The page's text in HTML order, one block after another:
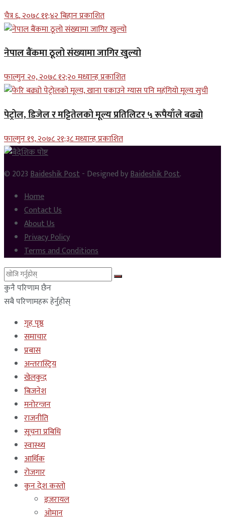
चैत्र ६, २०७८ ११;४२ बिहान प्रकाशित
नेपाल बैंकमा ठूलो संख्यामा जागिर खुल्यो
फाल्गुन २०, २०७८ १२;२० मध्यान्ह प्रकाशित
पेट्रोल, डिजेल र मट्टितेलको मूल्य प्रतिलिटर ५ रूपैयाँले बढ्यो
फाल्गुन १९, २०७८ २१;३८ मध्यान्ह प्रकाशित
© 2023Baideshik Post- Designed byBaideshik Post.
Home
Contact Us
About Us
Privacy Policy
Terms and Conditions
कुनै परिणाम छैन
सबै परिणामहरू हेर्नुहोस्
गृह पृष्ठ
समाचार
प्रबास
अन्तरास्ट्रिय
खेलकुद
बिजनेश
मनोरन्जन
राजनीति
सूचना प्रबिधि
स्वास्थ्य
आर्थिक
रोजगार
कुन देश कस्तो
इजरायल
ओमान